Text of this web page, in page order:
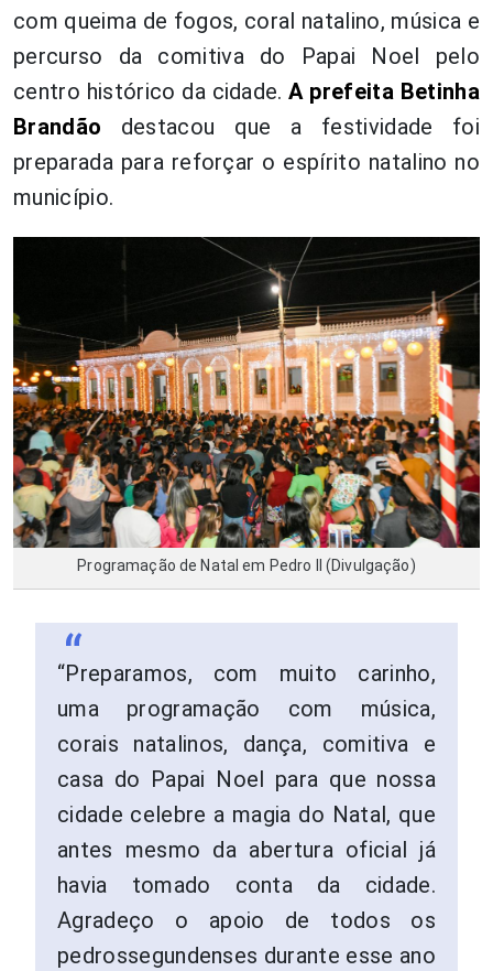
com queima de fogos, coral natalino, música e
percurso da comitiva do Papai Noel pelo
centro histórico da cidade. A prefeita Betinha
Brandão destacou que a festividade foi
preparada para reforçar o espírito natalino no
município.
Programação de Natal em Pedro II (Divulgação)
“Preparamos, com muito carinho,
uma programação com música,
corais natalinos, dança, comitiva e
casa do Papai Noel para que nossa
cidade celebre a magia do Natal, que
antes mesmo da abertura oficial já
havia tomado conta da cidade.
Agradeço o apoio de todos os
pedrossegundenses durante esse ano